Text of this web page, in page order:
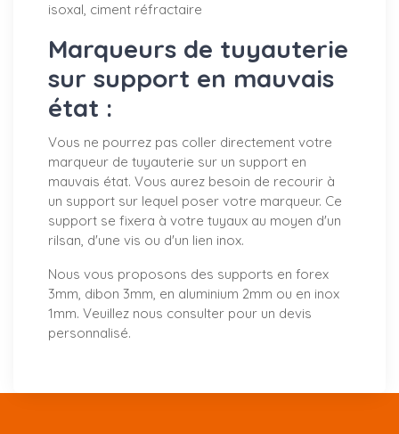
isoxal, ciment réfractaire
Marqueurs de tuyauterie
sur support en mauvais
état :
Vous ne pourrez pas coller directement votre
marqueur de tuyauterie sur un support en
mauvais état. Vous aurez besoin de recourir à
un support sur lequel poser votre marqueur. Ce
support se fixera à votre tuyaux au moyen d'un
rilsan, d'une vis ou d'un lien inox.
Nous vous proposons des supports en forex
3mm, dibon 3mm, en aluminium 2mm ou en inox
1mm. Veuillez nous consulter pour un devis
personnalisé.